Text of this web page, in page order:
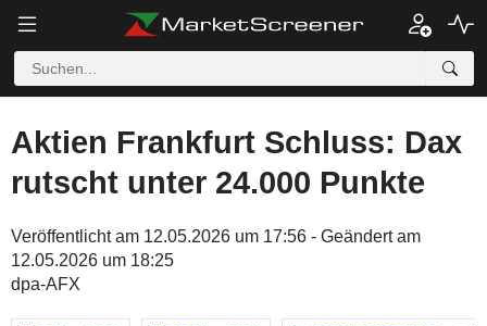
Aktien Frankfurt Schluss: Dax
rutscht unter 24.000 Punkte
Veröffentlicht am 12.05.2026 um 17:56 - Geändert am
12.05.2026 um 18:25
dpa-AFX